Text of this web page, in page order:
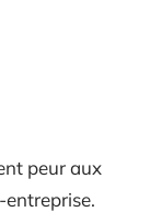
peur aux